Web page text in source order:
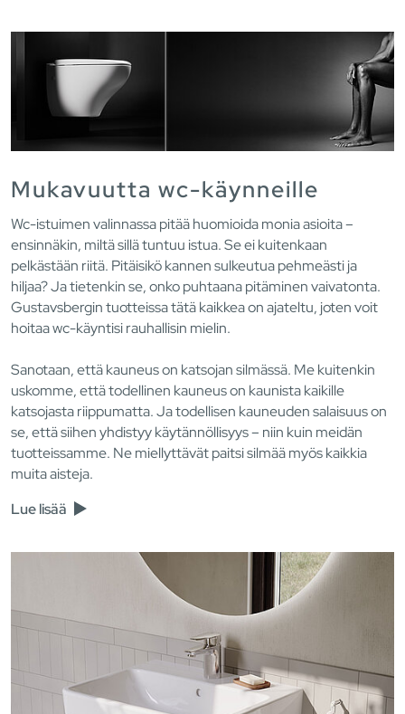
Mukavuutta wc-käynneille
Wc-istuimen valinnassa pitää huomioida monia asioita –
ensinnäkin, miltä sillä tuntuu istua. Se ei kuitenkaan
pelkästään riitä. Pitäisikö kannen sulkeutua pehmeästi ja
hiljaa? Ja tietenkin se, onko puhtaana pitäminen vaivatonta.
Gustavsbergin tuotteissa tätä kaikkea on ajateltu, joten voit
hoitaa wc-käyntisi rauhallisin mielin.
Sanotaan, että kauneus on katsojan silmässä. Me kuitenkin
uskomme, että todellinen kauneus on kaunista kaikille
katsojasta riippumatta. Ja todellisen kauneuden salaisuus on
se, että siihen yhdistyy käytännöllisyys – niin kuin meidän
tuotteissamme. Ne miellyttävät paitsi silmää myös kaikkia
muita aisteja.
Lue lisää